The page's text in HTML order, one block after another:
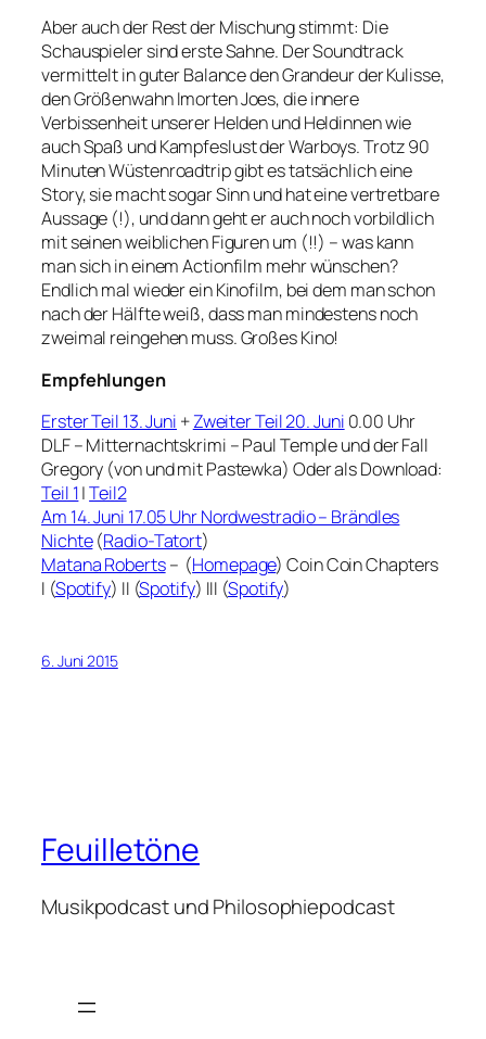
Aber auch der Rest der Mischung stimmt: Die
Schauspieler sind erste Sahne. Der Soundtrack
vermittelt in guter Balance den Grandeur der Kulisse,
den Größenwahn Imorten Joes, die innere
Verbissenheit unserer Helden und Heldinnen wie
auch Spaß und Kampfeslust der Warboys. Trotz 90
Minuten Wüstenroadtrip gibt es tatsächlich eine
Story, sie macht sogar Sinn und hat eine vertretbare
Aussage (!), und dann geht er auch noch vorbildlich
mit seinen weiblichen Figuren um (!!) – was kann
man sich in einem Actionfilm mehr wünschen?
Endlich mal wieder ein Kinofilm, bei dem man schon
nach der Hälfte weiß, dass man mindestens noch
zweimal reingehen muss. Großes Kino!
Empfehlungen
Erster Teil 13. Juni +Zweiter Teil 20. Juni 0.00 Uhr
DLF – Mitternachtskrimi – Paul Temple und der Fall
Gregory (von und mit Pastewka) Oder als Download:
Teil 1|Teil2
Am 14. Juni 17.05 Uhr Nordwestradio – Brändles
Nichte(Radio-Tatort)
Matana Roberts– (Homepage) Coin Coin Chapters
I (Spotify) II (Spotify) III (Spotify)
6. Juni 2015
Feuilletöne
Musikpodcast und Philosophiepodcast